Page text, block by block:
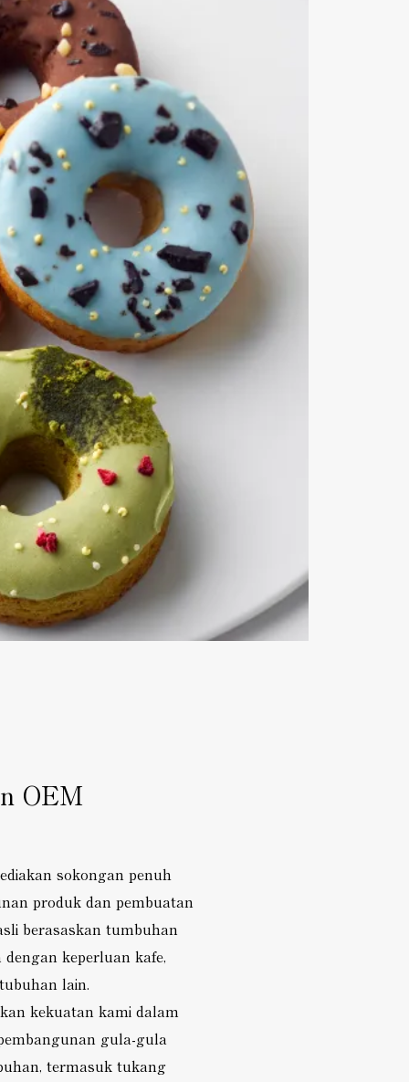
OEM
sokongan penuh
produk dan pembuatan
berasaskan tumbuhan
dengan keperluan kafe,
lain.
kekuatan kami dalam
gula-gula
termasuk tukang